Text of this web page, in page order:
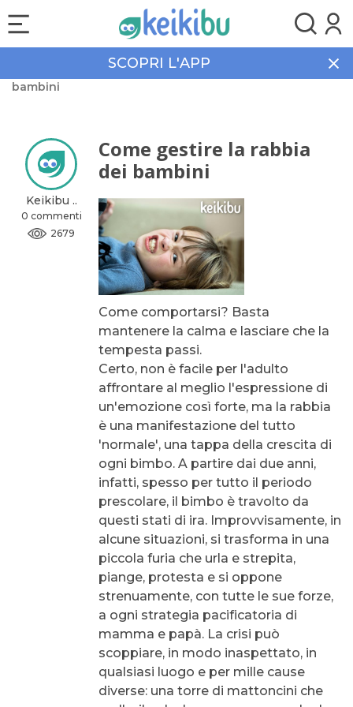
SCOPRI L'APP
Community
Come gestire la rabbia dei
bambini
Keikibu ..
0 commenti
2679
Come gestire la rabbia
dei bambini
Come comportarsi? Basta
mantenere la calma e lasciare che la
tempesta passi.
Certo, non è facile per l'adulto
affrontare al meglio l'espressione di
un'emozione così forte, ma la rabbia
è una manifestazione del tutto
'normale', una tappa della crescita di
ogni bimbo. A partire dai due anni,
infatti, spesso per tutto il periodo
prescolare, il bimbo è travolto da
questi stati di ira. Improvvisamente, in
alcune situazioni, si trasforma in una
piccola furia che urla e strepita,
piange, protesta e si oppone
strenuamente, con tutte le sue forze,
a ogni strategia pacificatoria di
mamma e papà. La crisi può
scoppiare, in modo inaspettato, in
qualsiasi luogo e per mille cause
diverse: una torre di mattoncini che